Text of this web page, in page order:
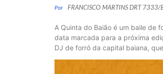
Por FRANCISCO MARTINS DRT 7333/
A Quinta do Baião é um baile de
data marcada para a próxima
DJ de forró da capital baiana,